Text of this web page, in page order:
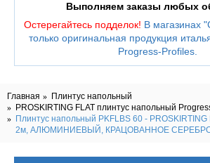
Выполняем заказы любых
Остерегайтесь подделок! В магазинах
только оригинальная продукция
Progress-Profiles.
Главная
Плинтус напольный
PROSKIRTING FLAT плинтус напольный
Плинтус напольный PKFLBS 60 - PROSKIRTING
2м, АЛЮМИНИЕВЫЙ, КРАЦОВАННОЕ